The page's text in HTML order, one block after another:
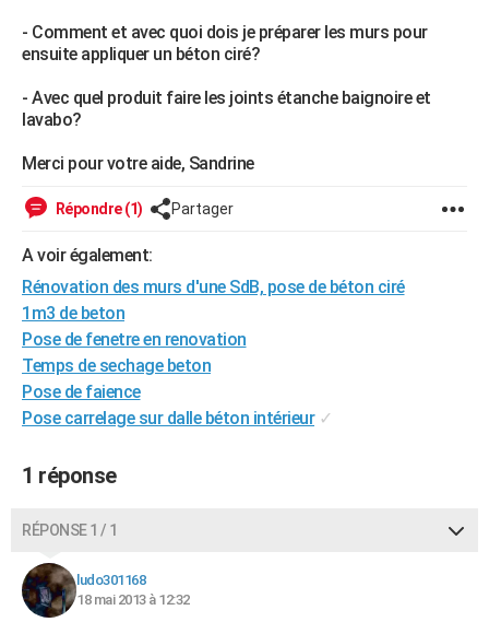
- Comment et avec quoi dois je préparer les murs pour
ensuite appliquer un béton ciré?
- Avec quel produit faire les joints étanche baignoire et
lavabo?
Merci pour votre aide, Sandrine
Répondre (1) Partager
A voir également:
Rénovation des murs d'une SdB, pose de béton ciré
1m3 de beton
Pose de fenetre en renovation
Temps de sechage beton
Pose de faience
Pose carrelage sur dalle béton intérieur ✓
1 réponse
RÉPONSE 1 / 1
ludo301168
18 mai 2013 à 12:32